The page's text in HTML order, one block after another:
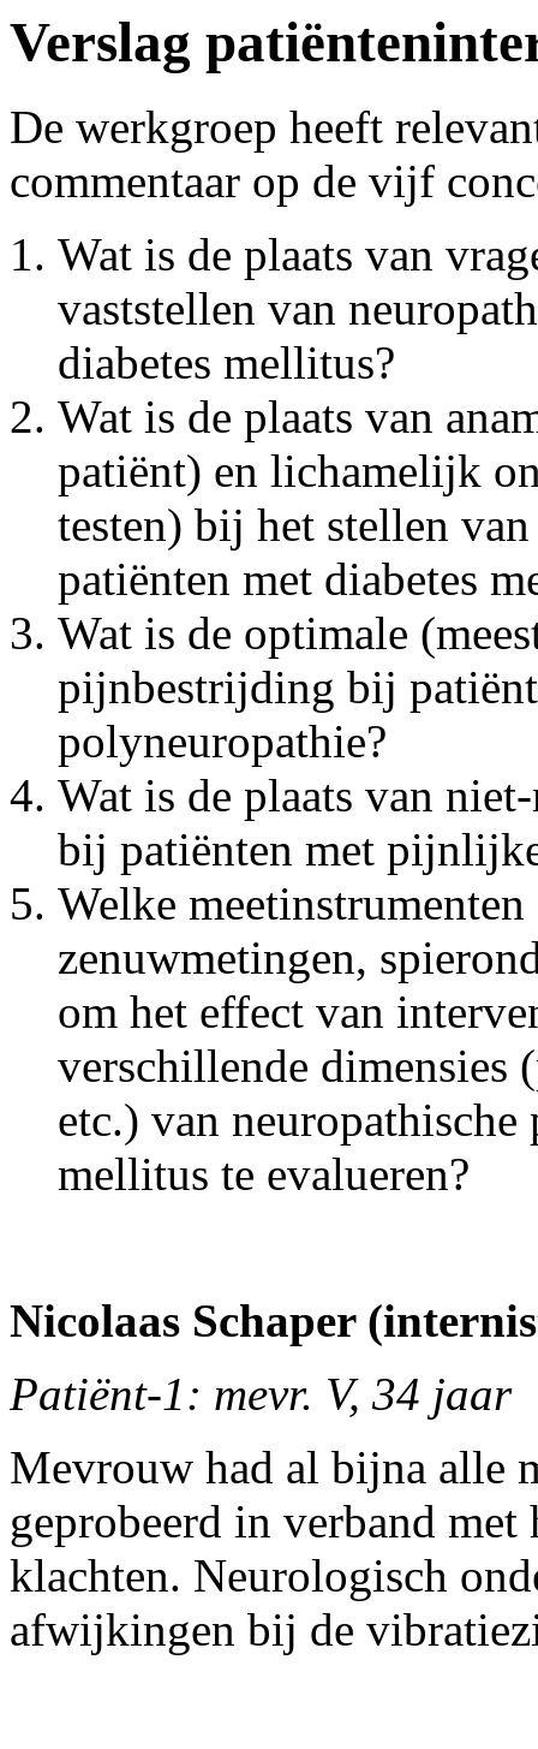
Verslag
De werkgroep heeft
commentaar op de vijf
Wat is de plaats van
vaststellen van
diabetes mellitus?
Wat is de plaats van
patiënt) en lichamelijk
testen) bij het stellen
patiënten met diabetes
Wat is de optimale
pijnbestrijding bij
polyneuropathie?
Wat is de plaats van
bij patiënten met
Welke
zenuwmetingen,
om het effect van
verschillende
etc.) van
mellitus te evalueren?
Nicolaas Schaper
Patiënt-1: mevr. V, 34 jaar
Mevrouw had al bijna alle
geprobeerd in verband
klachten. Neurologisch
afwijkingen bij de